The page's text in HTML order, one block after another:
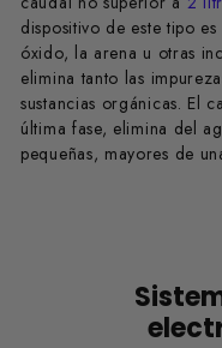
dispositivo de este tipo
óxido, la arena u otras
elimina tanto las
sustancias orgánicas. El
última fase, elimina del
pequeñas, mayores de